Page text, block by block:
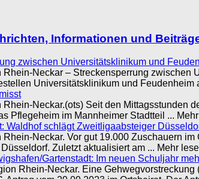
Informationen und
zwischen Universitätsklinikum und
Rhein-Neckar – Streckensperrung
Universitätsklinikum und Feudenheim
Rhein-Neckar.(ots) Seit den Mittagsstunden
Pflegeheim im Mannheimer Stadtteil ...
Waldhof schlägt Zweitligaabsteiger
Rhein-Neckar. Vor gut 19.000 Zuschauern
Zuletzt aktualisiert am ... Mehr
Gartenstadt: Im neuen Schuljahr
Rhein-Neckar. Eine